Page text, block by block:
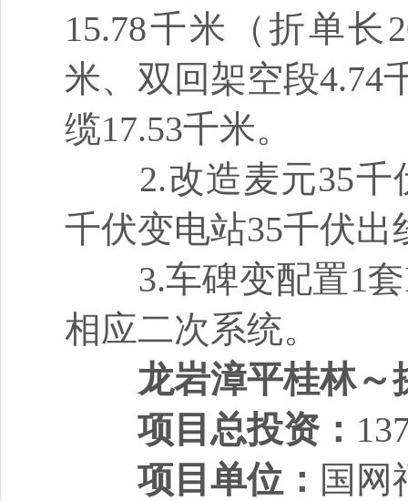
15.78千米（折单长
米、双回架空段4.74
缆17.53千米。
2.改造麦元35千
千伏变电站35千伏出
3.车碑变配置1套
相应二次系统。
龙岩漳平桂林～
项目总投资：
项目单位： 国网